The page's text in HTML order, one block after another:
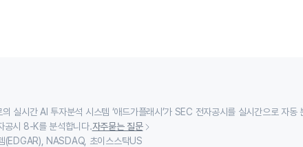
실시간 AI 투자분석 시스템 ‘애드가플래시’가 SEC 전자공시를 실시간으로 자동
공시 8-K를 분석합니다.자주묻는 질문
(EDGAR), NASDAQ, 초이스스탁US